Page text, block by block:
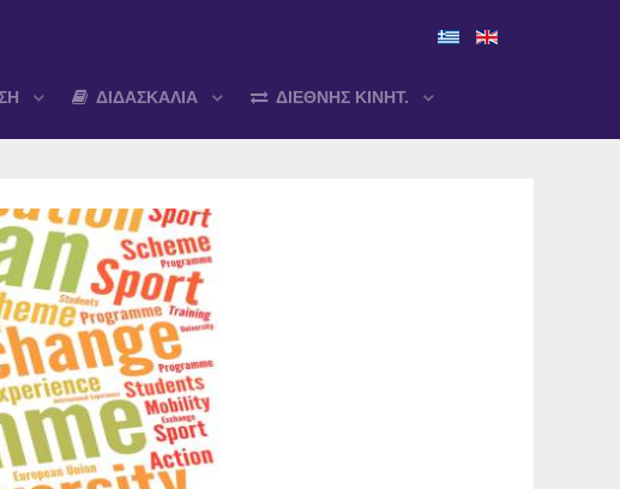
ΔΙΔΑΣΚΑΛΙΑ ΔΙΕΘΝΗΣ ΚΙΝΗΤ.